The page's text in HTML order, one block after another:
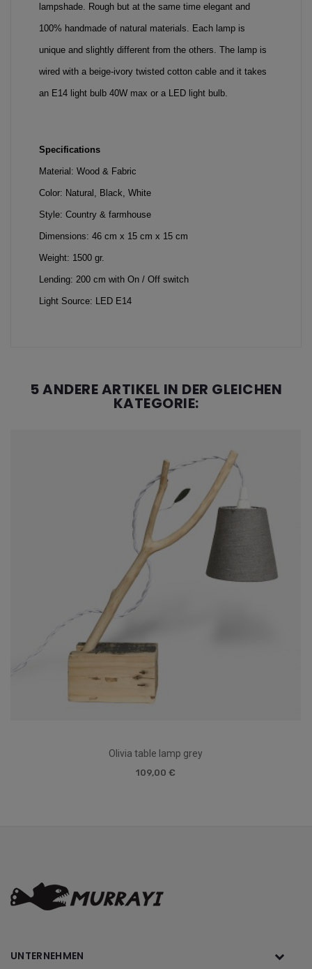
lampshade. Rough but at the same time elegant and
100% handmade of natural materials. Each lamp is
unique and slightly different from the others. The lamp is
wired with a beige-ivory twisted cotton cable and it takes
an E14 light bulb 40W max or a LED light bulb.
Specifications
Material: Wood & Fabric
Color: Natural, Black, White
Style: Country & farmhouse
Dimensions: 46 cm x 15 cm x 15 cm
Weight: 1500 gr.
Lending: 200 cm with On / Off switch
Light Source: LED E14
5 ANDERE ARTIKEL IN DER GLEICHEN
KATEGORIE:
Olivia table lamp grey
109,00 €
UNTERNEHMEN